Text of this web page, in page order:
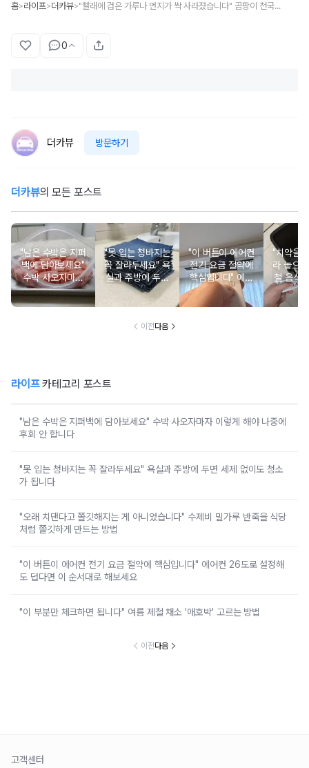
홈>라이프>더카뷰> "빨래에 검은 가루나 먼지가 싹 사라졌습니다" 곰팡이 천국인 세탁기 세탁조 집에서도 쉽게 청소할 수 있습니다
0
더카뷰 방문하기
더카뷰의 모든 포스트
"남은 수박은 지퍼
백에 담아보세요"
수박 사오자마자
이렇게 해야 나중
에 후회 안 합니다
"못 입는 청바지는
꼭 잘라두세요" 욕
실과 주방에 두면
세제 없이도 청소
가 됩니다
"이 버튼이 에어컨
전기 요금 절약에
핵심입니다" 에어
컨 26도로 설정해
도 덥다면 이 순서
"치약을
라 놓으
철 음식
통에 초
사라
이전다음
라이프카테고리 포스트
"남은 수박은 지퍼백에 담아보세요" 수박 사오자마자 이렇게 해야 나중에
후회 안 합니다
"못 입는 청바지는 꼭 잘라두세요" 욕실과 주방에 두면 세제 없이도 청소
가 됩니다
"오래 치댄다고 쫄깃해지는 게 아니었습니다" 수제비 밀가루 반죽을 식당
처럼 쫄깃하게 만드는 방법
"이 버튼이 에어컨 전기 요금 절약에 핵심입니다" 에어컨 26도로 설정해
도 덥다면 이 순서대로 해보세요
"이 부분만 체크하면 됩니다" 여름 제철 채소 '애호박' 고르는 방법
이전다음
고객센터